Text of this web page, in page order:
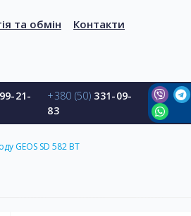
та обмін Контакти
21-
+380 (50) 331-09-
83
GEOS SD 582 BT